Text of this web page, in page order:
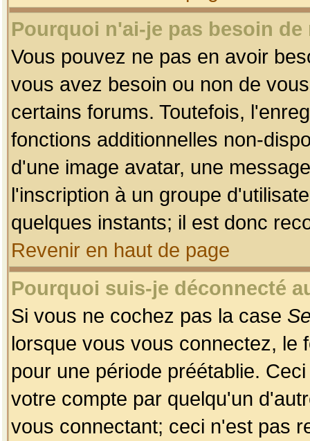
Pourquoi n'ai-je pas besoin
Vous pouvez ne pas en avoir
vous avez besoin ou non de
certains forums. Toutefois,
fonctions additionnelles non-
d'une image avatar, une
l'inscription à un groupe
quelques instants; il est donc
Revenir en haut de page
Pourquoi suis-je déconnecté
Si vous ne cochez pas la case
lorsque vous vous connectez, le
pour une période préétablie.
votre compte par quelqu'un
vous connectant; ceci n'est pas